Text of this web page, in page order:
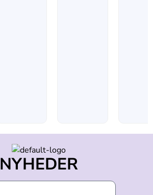
NYHEDER